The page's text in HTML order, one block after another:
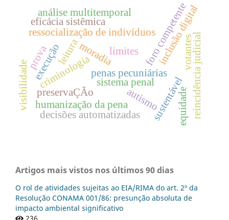
penas pecuniárias
preservaÇÃo
criminologia
sustentável
leitura
humanização da pena
ressocialização de indivíduos
moradia
execução foro competente
eficácia sistêmica
sistema penal
equidade
decisões automatizadas reincidência judicial
inclusão digital
limites
análise multitemporal
prova
autismo
visibilidade
votantes
Artigos mais vistos nos últimos 90 dias
O rol de atividades sujeitas ao EIA/RIMA do art. 2º da
Resolução CONAMA 001/86: presunção absoluta de
impacto ambiental significativo
236